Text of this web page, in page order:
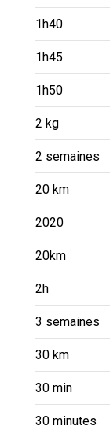
1h40
1h45
1h50
2 kg
2 semaines
20 km
2020
20km
2h
3 semaines
30 km
30 min
30 minutes